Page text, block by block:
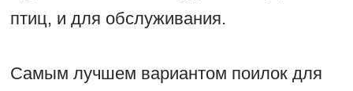
птиц, и для обслуживания.
Самым лучшем вариантом поилок для